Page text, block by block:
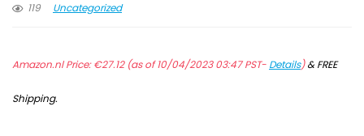
119
Uncategorized
Amazon.nl Price:€27.12(as of 10/04/2023 03:47 PST- Details)&FREE
Shipping.